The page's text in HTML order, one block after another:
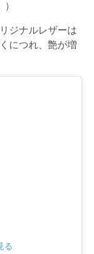
ジナルレザーは
につれ、艶が増
る